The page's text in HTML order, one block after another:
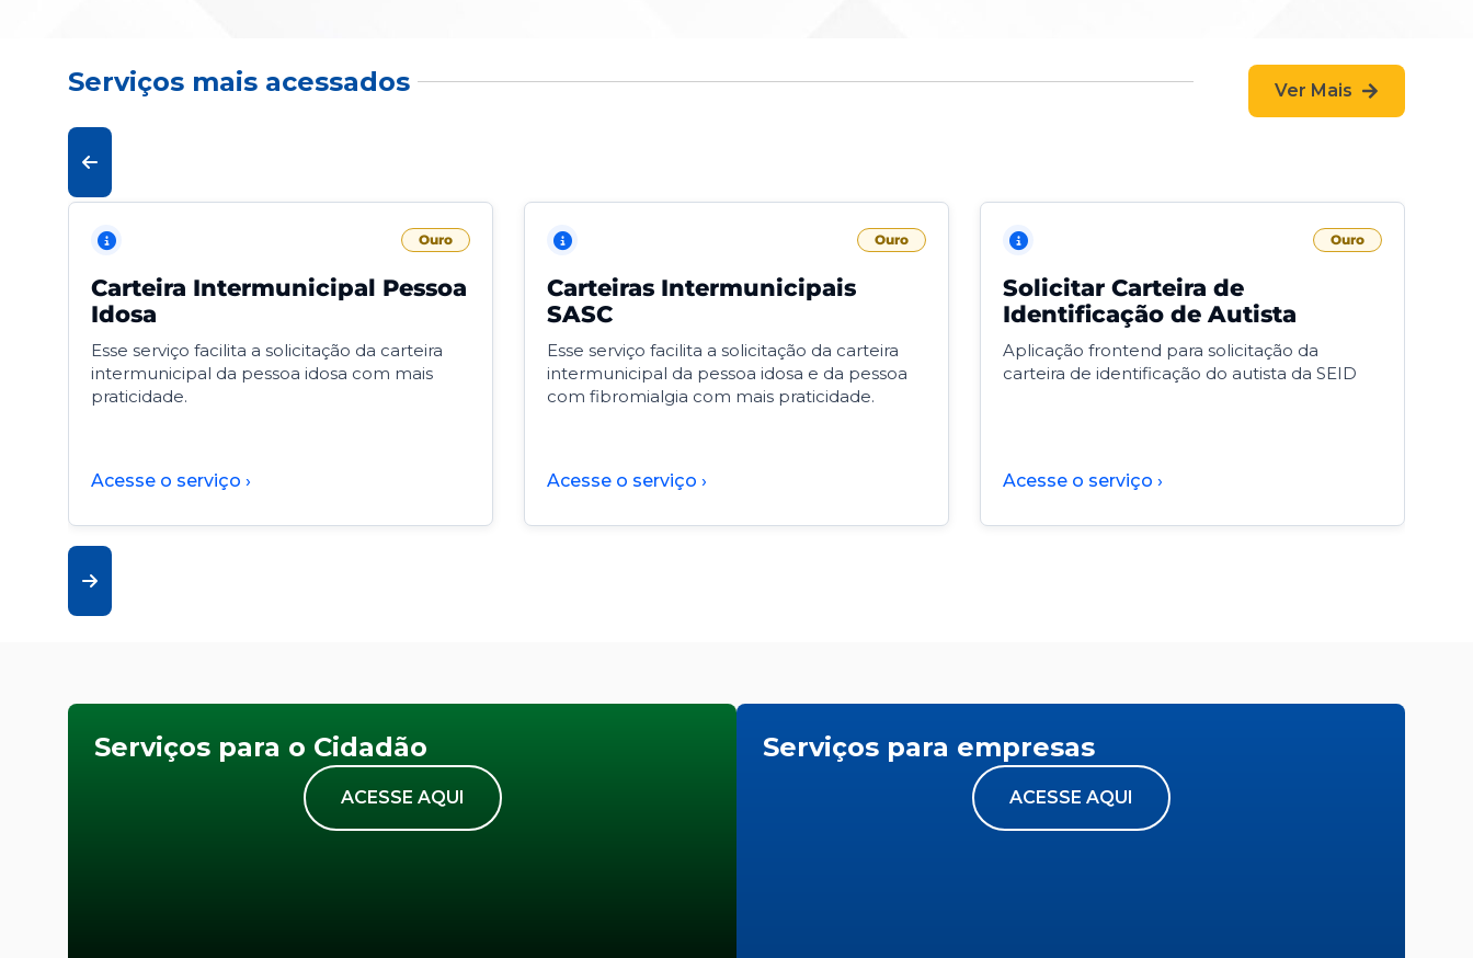
Serviços mais acessados Ver Mais
Ouro
Carteira Intermunicipal Pessoa
Idosa
Esse serviço facilita a solicitação da carteira
intermunicipal da pessoa idosa com mais
praticidade.
Acesse o serviço ›
Ouro
Carteiras Intermunicipais
SASC
Esse serviço facilita a solicitação da carteira
intermunicipal da pessoa idosa e da pessoa
com fibromialgia com mais praticidade.
Acesse o serviço ›
Ouro
Solicitar Carteira de
Identificação de Autista
Aplicação frontend para solicitação da
carteira de identificação do autista da SEID
Acesse o serviço ›
Serviços para o Cidadão
ACESSE AQUI
Serviços para empresas
ACESSE AQUI